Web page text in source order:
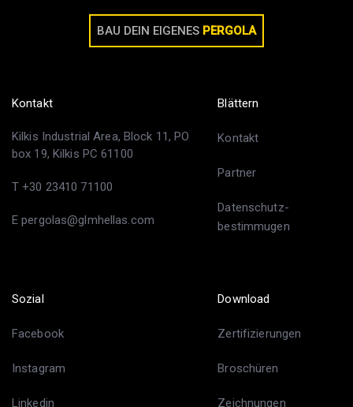
BAU DEIN EIGENES PERGOLA
Kontakt
Kilkis Industrial Area, Block 11, PO
box 19, Kilkis PC 61100
T +30 23410 71100
E pergolas@glmhellas.com
Blättern
Kontakt
Partner
Datenschutz-
bestimmugen
Sozial
Facebook
Instagram
Linkedin
Download
Zertifizierungen
Broschüren
Zeichnungen